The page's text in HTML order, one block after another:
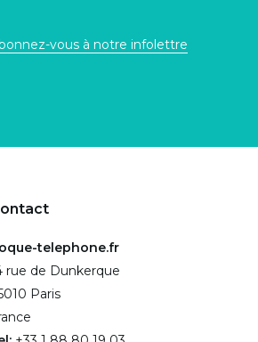
vous à notre infolettre
telephone.fr
rue de Dunkerque
Paris